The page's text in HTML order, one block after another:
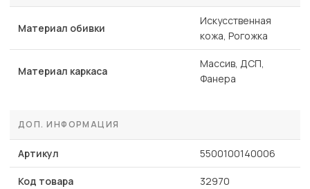
Материал обивки
Искусственная
кожа, Рогожка
Материал каркаса
Массив, ДСП,
Фанера
ДОП. ИНФОРМАЦИЯ
Артикул 5500100140006
Код товара 32970